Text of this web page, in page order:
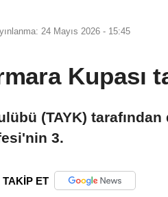
24 Mayıs 2026 - 15:45
Kupası
(TAYK) tarafından
3.
TAKİP ET